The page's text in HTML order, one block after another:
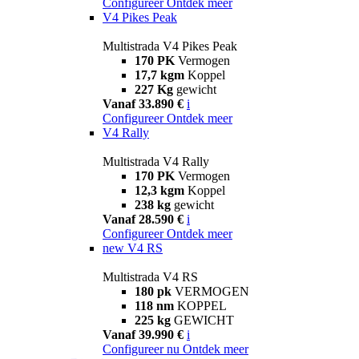
V4 Pikes Peak
Multistrada V4 Pikes Peak
170 PK Vermogen
17,7 kgm Koppel
227 Kg gewicht
Vanaf 33.890 € i
Configureer Ontdek meer
V4 Rally
Multistrada V4 Rally
170 PK Vermogen
12,3 kgm Koppel
238 kg gewicht
Vanaf 28.590 € i
Configureer Ontdek meer
new V4 RS
Multistrada V4 RS
180 pk VERMOGEN
118 nm KOPPEL
225 kg GEWICHT
Vanaf 39.990 € i
Configureer nu Ontdek meer